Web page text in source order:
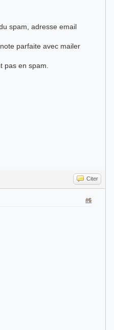
spam, adresse email
parfaite avec mailer
pas en spam.
Citer
#6